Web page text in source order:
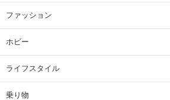
ファッション
ホビー
ライフスタイル
乗り物